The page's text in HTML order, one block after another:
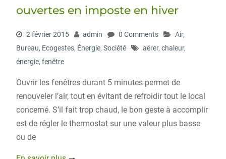
ouvertes en imposte en hiver
2 février 2015 admin 0 Comments Air,
Bureau, Ecogestes, Énergie, Société aérer, chaleur,
énergie, fenêtre
Ouvrir les fenêtres durant 5 minutes permet de
renouveler l’air, tout en évitant de refroidir tout le local
concerné. S’il fait trop chaud, le bon geste à accomplir
est de régler le thermostat sur une valeur plus basse
ou de